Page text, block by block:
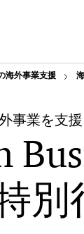
海外事業支援
事業を支
別